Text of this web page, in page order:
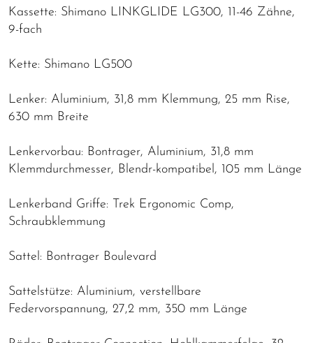
Kassette: Shimano LINKGLIDE LG300, 11-46 Zähne,
9-fach
Kette: Shimano LG500
Lenker: Aluminium, 31,8 mm Klemmung, 25 mm Rise,
630 mm Breite
Lenkervorbau: Bontrager, Aluminium, 31,8 mm
Klemmdurchmesser, Blendr-kompatibel, 105 mm Länge
Lenkerband Griffe: Trek Ergonomic Comp,
Schraubklemmung
Sattel: Bontrager Boulevard
Sattelstütze: Aluminium, verstellbare
Federvorspannung, 27,2 mm, 350 mm Länge